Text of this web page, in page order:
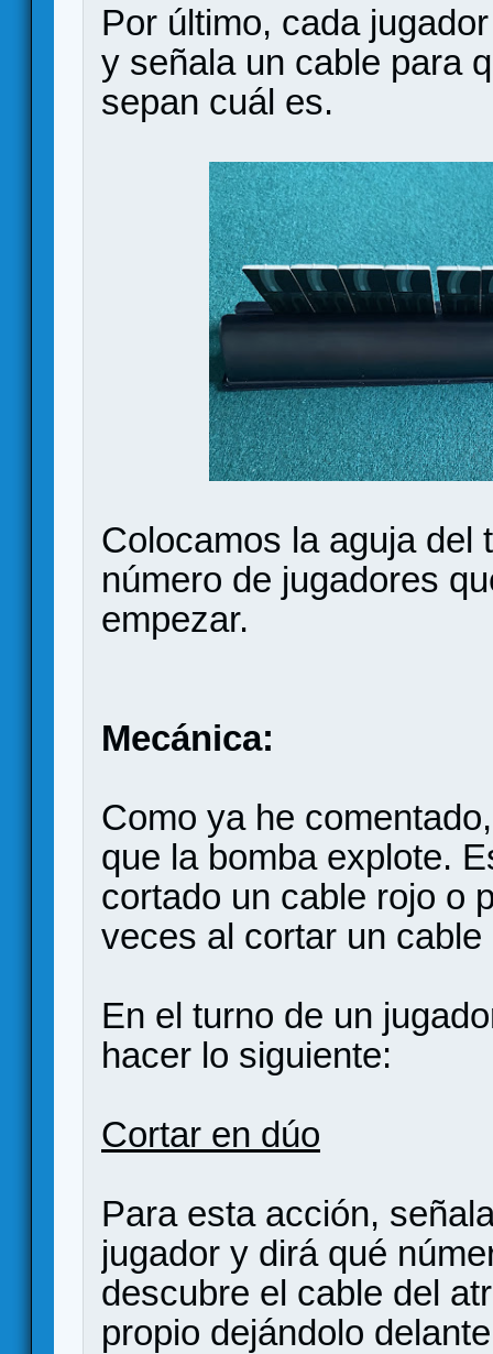
Por último, cada
y señala un cable para
sepan cuál es.
Colocamos la aguja del
número de jugadores
empezar.
Mecánica:
Como ya he
que la bomba explote.
cortado un cable rojo o
veces al cortar un
En el turno de un
hacer lo siguiente:
Cortar en dúo
Para esta acción,
jugador y dirá qué
descubre el cable del
propio dejándolo